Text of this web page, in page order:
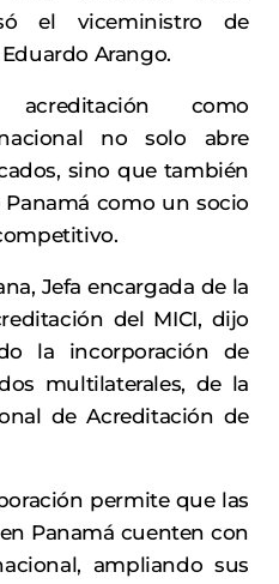
el viceministro de
Arango.
como
no solo abre
sino que también
como un socio
Jefa encargada de la
del MICI, dijo
la incorporación de
multilaterales, de la
de Acreditación de
permite que las
Panamá cuenten con
ampliando sus